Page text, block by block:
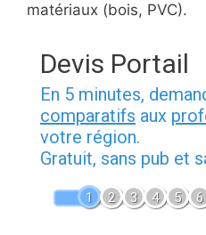
matériaux (bois, PVC).
Devis Portail
En 5 minutes,
comparatifs aux
votre région.
Gratuit, sans pub et
1 2 3 4 5 6